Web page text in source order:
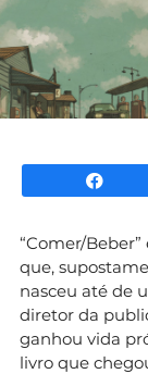
“Comer/
que,
nasceu até de
diretor da
ganhou vida
livro que